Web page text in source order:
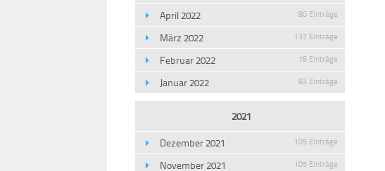
April 2022 80 Einträge
März 2022 137 Einträge
Februar 2022 78 Einträge
Januar 2022 83 Einträge
2021
Dezember 2021
105 Einträge
November 2021 105 Einträge